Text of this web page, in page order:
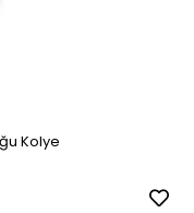
Kolye